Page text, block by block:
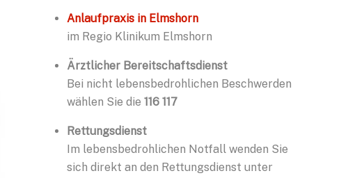
Anlaufpraxis in Elmshorn
im Regio Klinikum Elmshorn
Ärztlicher Bereitschaftsdienst
Bei nicht lebensbedrohlichen Beschwerden
wählen Sie die116 117
Rettungsdienst
Im lebensbedrohlichen Notfall wenden Sie
sich direkt an den Rettungsdienst unter